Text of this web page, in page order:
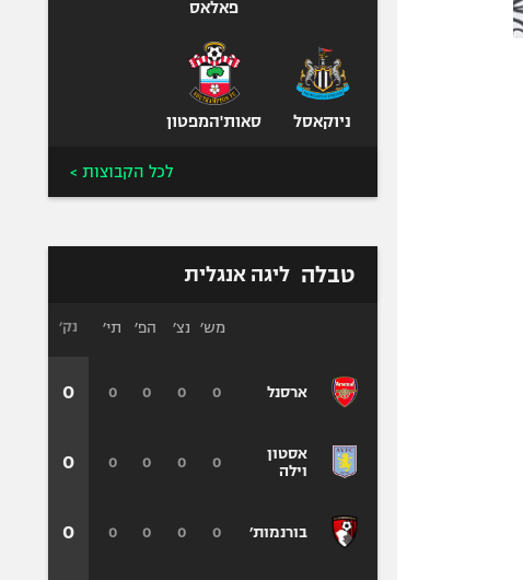
פאלאס
ניוקאסל סאות'המפטון
לכל הקבוצות >
טבלה ליגה אנגלית
ארסנל
אסטון
וילה
בורנמות׳
מש׳ נצ׳ הפ׳ תי׳
0
0
0
0
0
0
0
0
0
0
0
0
נק׳
0
0
0